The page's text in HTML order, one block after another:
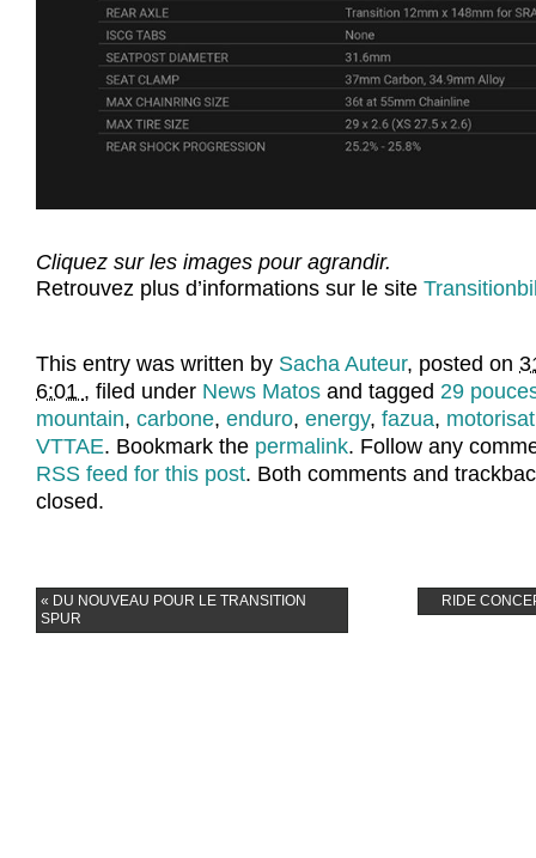
Cliquez sur les images pour agrandir.
Retrouvez plus d’informations sur le site
This entry was written by Sacha Auteur, posted on
6:01 , filed under News Matos and tagged 29
mountain, carbone, enduro, energy, fazua,
VTTAE. Bookmark the permalink. Follow any
RSS feed for this post. Both comments and
closed.
« DU NOUVEAU POUR LE TRANSITION
SPUR
RIDE